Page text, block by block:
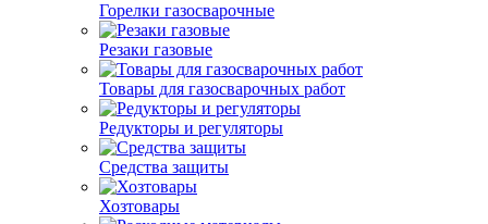
Горелки газосварочные
Резаки газовые
Товары для газосварочных работ
Редукторы и регуляторы
Средства защиты
Хозтовары